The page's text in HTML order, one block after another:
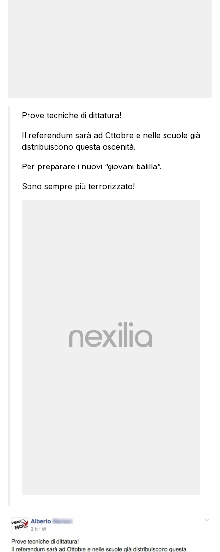
Prove tecniche di dittatura!
Il referendum sarà ad Ottobre e nelle scuole già
distribuiscono questa oscenità.
Per preparare i nuovi “giovani balilla”.
Sono sempre più terrorizzato!